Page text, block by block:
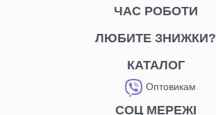
ЧАС РОБОТИ
ЛЮБИТЕ ЗНИЖКИ?
КАТАЛОГ
Оптовикам
СОЦ МЕРЕЖІ